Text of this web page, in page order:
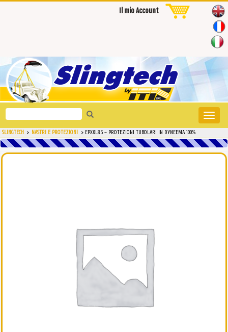
Il mio Account
Toggle
Search
for:
SLINGTECH > NASTRI E PROTEZIONI > EPXXL85 – PROTEZIONI TUBOLARI IN DYNEEMA 100%